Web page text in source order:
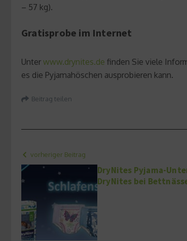
– 57 kg).
Gratisprobe im Internet
Unter www.drynites.de finden Sie viele
es die Pyjamahöschen ausprobieren kann.
Beitrag teilen
vorheriger Beitrag
DryNites Pyjama-
DryNites bei